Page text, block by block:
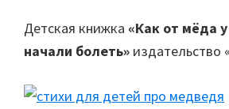
Детская книжка «Как от мёда
начали болеть» издательство